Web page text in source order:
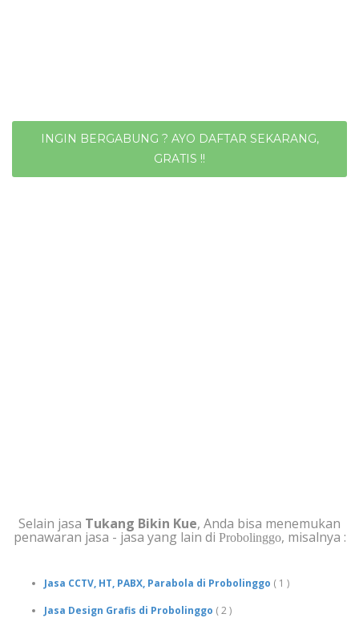
INGIN BERGABUNG ? AYO DAFTAR SEKARANG,
GRATIS !!
Selain jasa Tukang Bikin Kue, Anda bisa menemukan
penawaran jasa - jasa yang lain di Probolinggo, misalnya :
Jasa CCTV, HT, PABX, Parabola di Probolinggo ( 1 )
Jasa Design Grafis di Probolinggo ( 2 )